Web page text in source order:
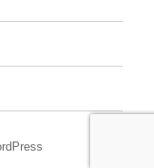
ー
展
ニ
ー
展